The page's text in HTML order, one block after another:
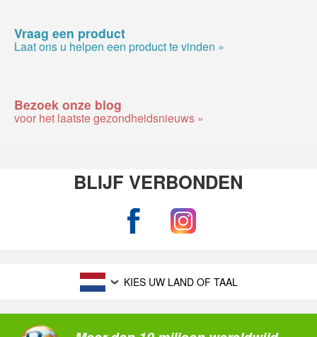
Vraag een product
Laat ons u helpen een product te vinden »
Bezoek onze blog
voor het laatste gezondheidsnieuws »
BLIJF VERBONDEN
KIES UW LAND OF TAAL